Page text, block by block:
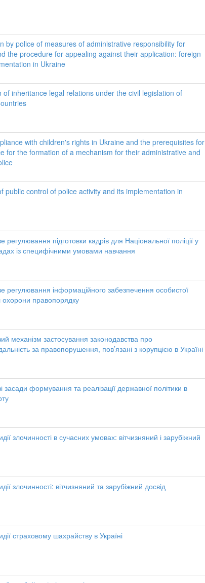
by police of measures of administrative responsibility for
the procedure for appealing against their application: foreign
in Ukraine
of inheritance legal relations under the civil legislation of
with children's rights in Ukraine and the prerequisites for
for the formation of a mechanism for their administrative and
public control of police activity and its implementation in
регулювання підготовки кадрів для Національної поліції у
із специфічними умовами навчання
регулювання інформаційного забезпечення особистої
охорони правопорядку
механізм застосування законодавства про
за правопорушення, пов’язані з корупцією в Україні
засади формування та реалізації державної політики в
злочинності в сучасних умовах: вітчизняний і зарубіжний
злочинності: вітчизняний та зарубіжний досвід
страховому шахрайству в Україні